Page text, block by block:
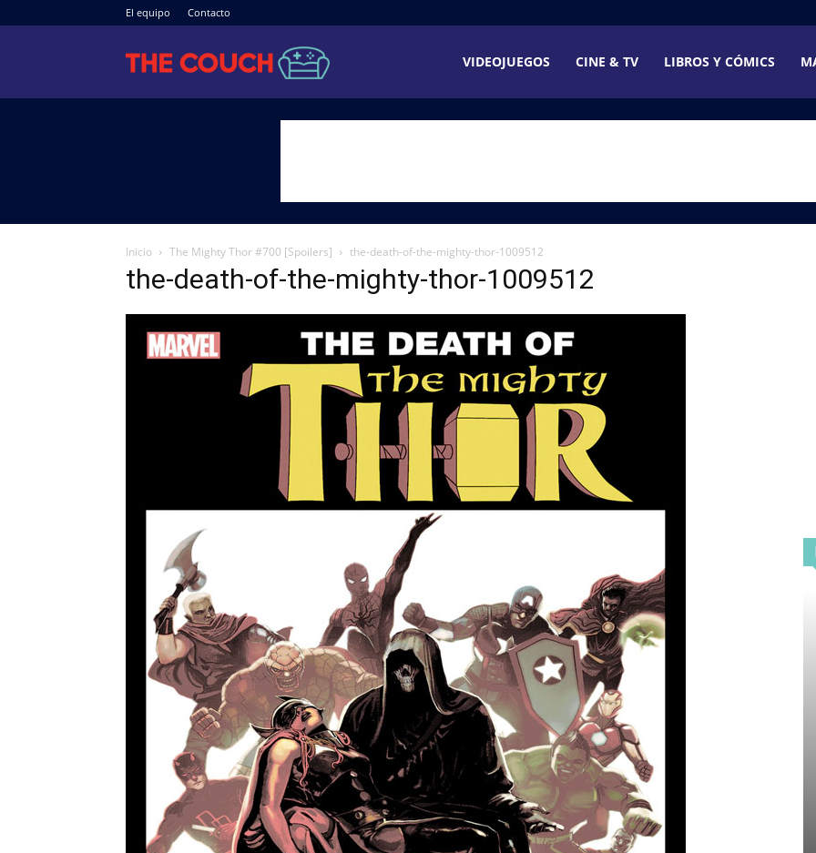
El equipo Contacto
The VIDEOJUEGOS CINE & TV LIBROS Y CÓMICS
Inicio The Mighty Thor #700 [Spoilers] the-death-of-the-mighty-thor-1009512
the-death-of-the-mighty-thor-1009512